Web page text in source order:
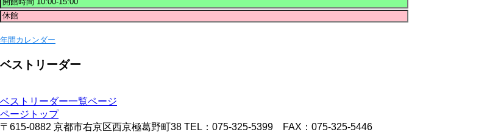
年間カレンダー
ベストリーダー
ベストリーダー一覧ページ
ページトップ
〒615-0882 京都市右京区西京極葛野町38 TEL：075-325-5399 FAX：075-325-5446